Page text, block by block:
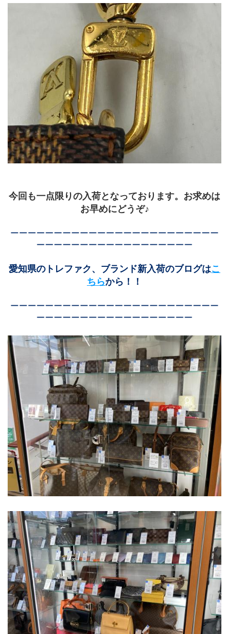
﻿今回も一点限りの入荷となっております。お求めは
お早めにどうぞ♪
ーーーーーーーーーーーーーーーーーーーーーーーー
ーーーーーーーーーーーーーーーーーー
愛知県のトレファク、ブランド新入荷のブログはこ
ちらから！！
ーーーーーーーーーーーーーーーーーーーーーーーー
ーーーーーーーーーーーーーーーーーー